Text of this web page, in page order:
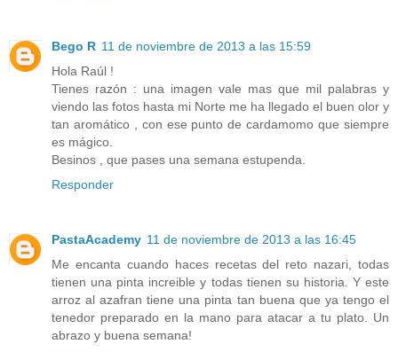
Bego R 11 de noviembre de 2013 a las 15:59
Hola Raúl !
Tienes razón : una imagen vale mas que mil palabras y
viendo las fotos hasta mi Norte me ha llegado el buen olor y
tan aromático , con ese punto de cardamomo que siempre
es mágico.
Besinos , que pases una semana estupenda.
Responder
PastaAcademy 11 de noviembre de 2013 a las 16:45
Me encanta cuando haces recetas del reto nazari, todas
tienen una pinta increible y todas tienen su historia. Y este
arroz al azafran tiene una pinta tan buena que ya tengo el
tenedor preparado en la mano para atacar a tu plato. Un
abrazo y buena semana!